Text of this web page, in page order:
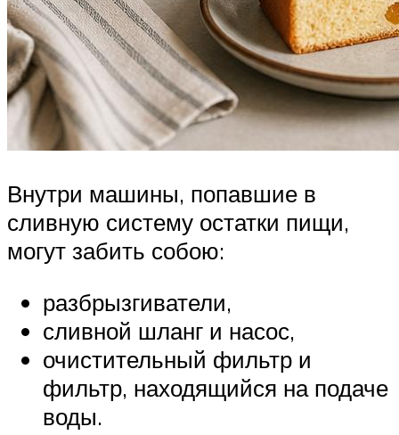
Внутри машины, попавшие в
сливную систему остатки пищи,
могут забить собою:
разбрызгиватели,
сливной шланг и насос,
очистительный фильтр и
фильтр, находящийся на подаче
воды.